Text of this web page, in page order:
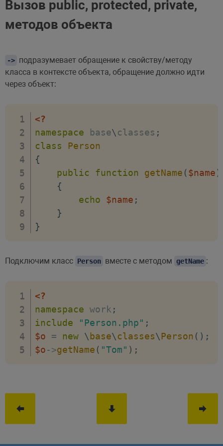
Вызов public, protected, private,
методов объекта
-> подразумевает обращение к свойству/методу
класса в контексте объекта, обращение должно идти
через объект:
<?
namespace
base\ classes ;
class
Person
{
public
function getName ($name)
{
echo
$name ;
}
}
Подключим класс Person вместе с методом getName :
<?
namespace work ;
include
"Person.php" ;
$o
= new \base\classes\Person ( ) ;
$o->getName ( "Tom" ) ;